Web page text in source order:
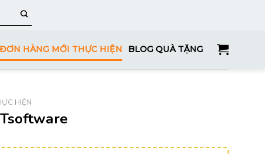
ĐƠN HÀNG MỚI THỰC HIỆN BLOG QUÀ TẶNG
HIỆN